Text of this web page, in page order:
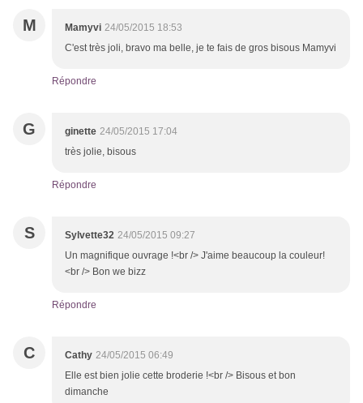
M Mamyvi 24/05/2015 18:53
C'est très joli, bravo ma belle, je te fais de gros bisous Mamyvi
Répondre
G ginette 24/05/2015 17:04
très jolie, bisous
Répondre
S Sylvette32 24/05/2015 09:27
Un magnifique ouvrage !<br /> J'aime beaucoup la couleur!
<br /> Bon we bizz
Répondre
C Cathy 24/05/2015 06:49
Elle est bien jolie cette broderie !<br /> Bisous et bon
dimanche